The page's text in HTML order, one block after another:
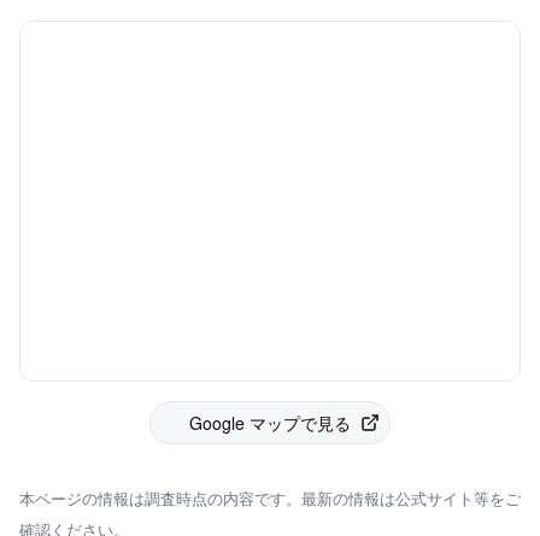
Google マップで見る
本ページの情報は調査時点の内容です。最新の情報は公式サイト等をご
確認ください。